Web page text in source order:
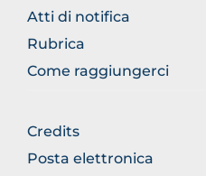
Atti di notifica
Rubrica
Come raggiungerci
FOOTER
GENERICO
Credits
Posta elettronica